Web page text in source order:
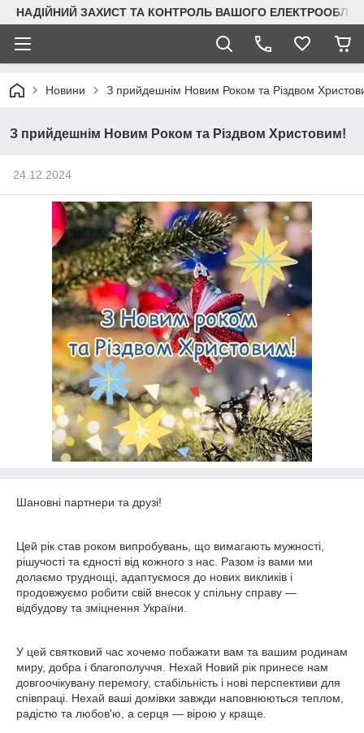
НАДІЙНИЙ ЗАХИСТ ТА КОНТРОЛЬ ВАШОГО
Новини З прийдешнім Новим Роком та Різдвом
З прийдешнім Новим Роком та Різдвом Христовим!
24.12.2024
Шановні партнери та друзі!
Цей рік став роком випробувань, що вимагають мужності,
рішучості та єдності від кожного з нас. Разом із вами ми
долаємо труднощі, адаптуємося до нових викликів і
продовжуємо робити свій внесок у спільну справу —
відбудову та зміцнення України.
У цей святковий час хочемо побажати вам та вашим родинам
миру, добра і благополуччя. Нехай Новий рік принесе нам
довгоочікувану перемогу, стабільність і нові перспективи для
співпраці. Нехай ваші домівки завжди наповнюються теплом,
радістю та любов'ю, а серця — вірою у краще.